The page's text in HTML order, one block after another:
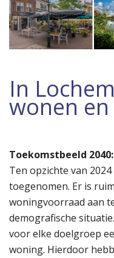
In
wonen en
Toekomstbeeld 2040:
Ten opzichte van
toegenomen. Er is
woningvoorraad aan
demografische
voor elke doelgroep
woning. Hierdoor